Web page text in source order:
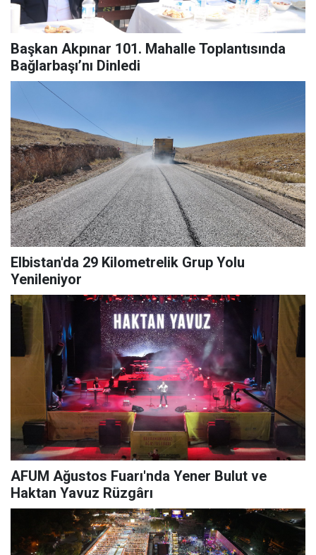
Başkan Akpınar 101. Mahalle Toplantısında
Bağlarbaşı’nı Dinledi
Elbistan'da 29 Kilometrelik Grup Yolu
Yenileniyor
AFUM Ağustos Fuarı'nda Yener Bulut ve
Haktan Yavuz Rüzgârı